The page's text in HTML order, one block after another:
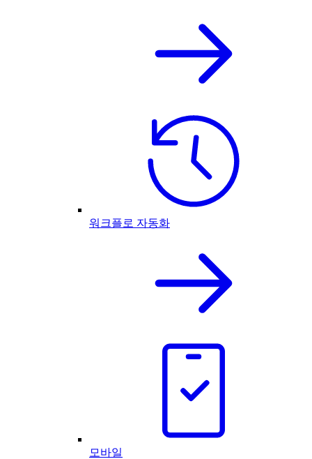
워크플로 자동화
모바일